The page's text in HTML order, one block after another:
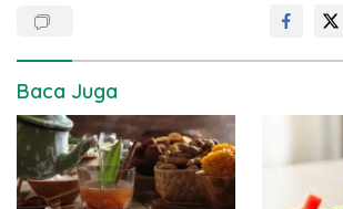
Baca Juga